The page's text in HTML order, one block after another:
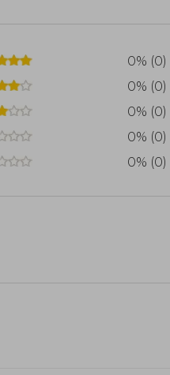
0% (0)
0% (0)
0% (0)
0% (0)
0% (0)